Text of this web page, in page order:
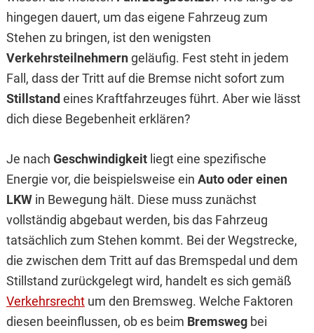
hingegen dauert, um das eigene Fahrzeug zum
Stehen zu bringen, ist den wenigsten
Verkehrsteilnehmerngeläufig. Fest steht in jedem
Fall, dass der Tritt auf die Bremse nicht sofort zum
Stillstand eines Kraftfahrzeuges führt. Aber wie lässt
dich diese Begebenheit erklären?
Je nach Geschwindigkeitliegt eine spezifische
Energie vor, die beispielsweise ein Auto oder einen
LKWin Bewegung hält. Diese muss zunächst
vollständig abgebaut werden, bis das Fahrzeug
tatsächlich zum Stehen kommt. Bei der Wegstrecke,
die zwischen dem Tritt auf das Bremspedal und dem
Stillstand zurückgelegt wird, handelt es sich gemäß
Verkehrsrechtum den Bremsweg. Welche Faktoren
diesen beeinflussen, ob es beim Bremswegbei